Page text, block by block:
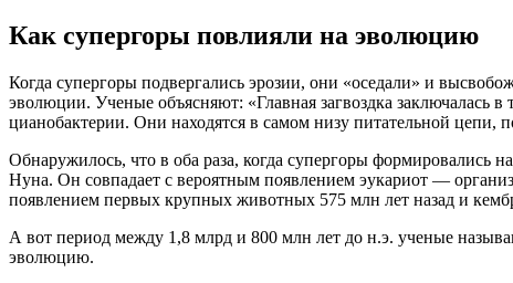
Как супергоры повлияли на эволюцию
Когда супергоры подвергались эрозии, они «оседали» и
эволюции. Ученые объясняют: «Главная загвоздка заключалась
цианобактерии. Они находятся в самом низу питательной цепи,
Обнаружилось, что в оба раза, когда супергоры
Нуна. Он совпадает с вероятным появлением эукариот —
появлением первых крупных животных 575 млн лет назад и
А вот период между 1,8 млрд и 800 млн лет до н.э. ученые
эволюцию.